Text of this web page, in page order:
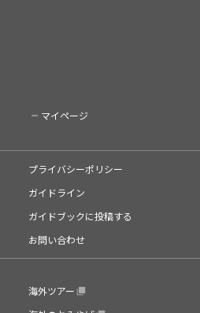
マイページ
プライバシーポリシー
ガイドライン
ガイドブックに投稿する
お問い合わせ
海外ツアー